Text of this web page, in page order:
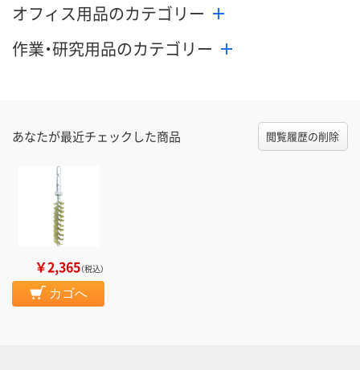
オフィス用品のカテゴリー
作業・研究用品のカテゴリー
あなたが最近チェックした商品 閲覧履歴の削除
￥2,365（税込）
カゴへ